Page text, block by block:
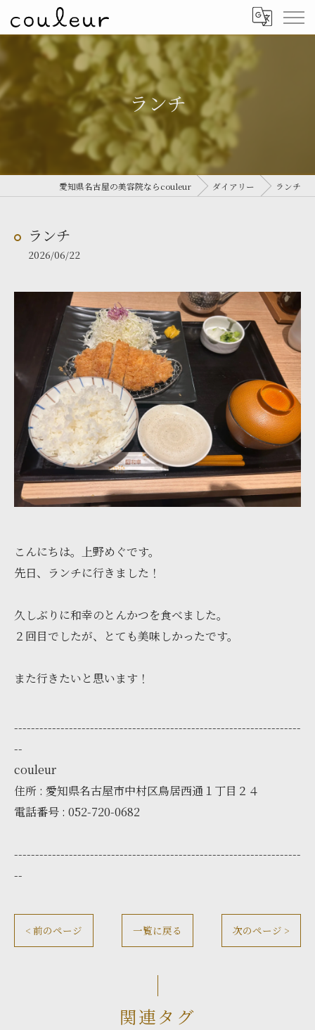
ランチ
愛知県名古屋の美容院ならcouleur ダイアリー ランチ
ランチ
2026/06/22
こんにちは。上野めぐです。
先日、ランチに行きました！
久しぶりに和幸のとんかつを食べました。
２回目でしたが、とても美味しかったです。
また行きたいと思います！
--------------------------------------------------------------------
--
couleur
住所 : 愛知県名古屋市中村区鳥居西通１丁目２４
電話番号 : 052-720-0682
--------------------------------------------------------------------
--
< 前のページ 一覧に戻る 次のページ >
関連タグ